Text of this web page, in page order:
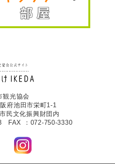
観光協会
府池田市栄町1-1
民文化振興財団内
FAX ：072-750-3330